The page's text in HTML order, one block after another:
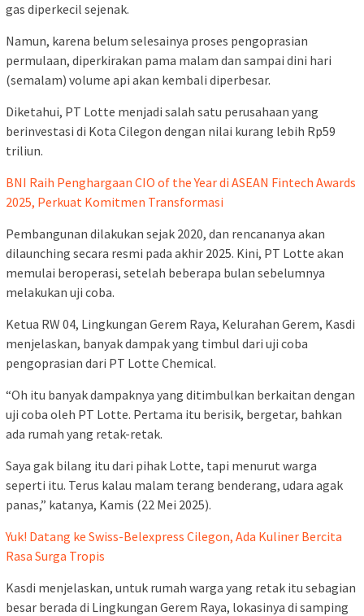
gas diperkecil sejenak.
Namun, karena belum selesainya proses pengoprasian
permulaan, diperkirakan pama malam dan sampai dini hari
(semalam) volume api akan kembali diperbesar.
Diketahui, PT Lotte menjadi salah satu perusahaan yang
berinvestasi di Kota Cilegon dengan nilai kurang lebih Rp59
triliun.
BNI Raih Penghargaan CIO of the Year di ASEAN Fintech Awards
2025, Perkuat Komitmen Transformasi
Pembangunan dilakukan sejak 2020, dan rencananya akan
dilaunching secara resmi pada akhir 2025. Kini, PT Lotte akan
memulai beroperasi, setelah beberapa bulan sebelumnya
melakukan uji coba.
Ketua RW 04, Lingkungan Gerem Raya, Kelurahan Gerem, Kasdi
menjelaskan, banyak dampak yang timbul dari uji coba
pengoprasian dari PT Lotte Chemical.
“Oh itu banyak dampaknya yang ditimbulkan berkaitan dengan
uji coba oleh PT Lotte. Pertama itu berisik, bergetar, bahkan
ada rumah yang retak-retak.
Saya gak bilang itu dari pihak Lotte, tapi menurut warga
seperti itu. Terus kalau malam terang benderang, udara agak
panas,” katanya, Kamis (22 Mei 2025).
Yuk! Datang ke Swiss-Belexpress Cilegon, Ada Kuliner Bercita
Rasa Surga Tropis
Kasdi menjelaskan, untuk rumah warga yang retak itu sebagian
besar berada di Lingkungan Gerem Raya, lokasinya di samping